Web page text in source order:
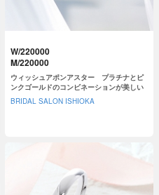
W/220000
M/220000
ウィッシュアポンアスター プラチナとピ
ンクゴールドのコンビネーションが美しい
BRIDAL SALON ISHIOKA